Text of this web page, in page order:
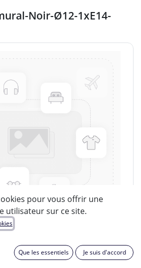
Noir-Ø12-1xE14-
pour vous offrir une
utilisateur sur ce site.
Que les essentiels Je suis d'accord